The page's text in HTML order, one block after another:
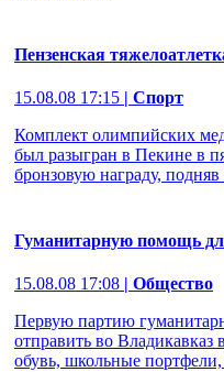
Пензенская
15.08.08 17:15 | Спорт
Комплект олимпийских
был разыгран в Пекине в
бронзовую награду,
Гуманитарную помощь
15.08.08 17:08 | Общество
Первую партию
отправить во Владикавказ
обувь, школьные